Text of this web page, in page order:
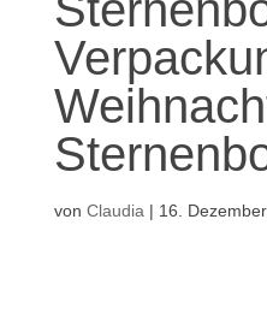
von Claudia | 16.